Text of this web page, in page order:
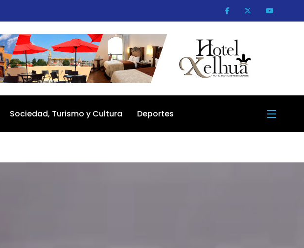
Sociedad, Turismo y Cultura Deportes